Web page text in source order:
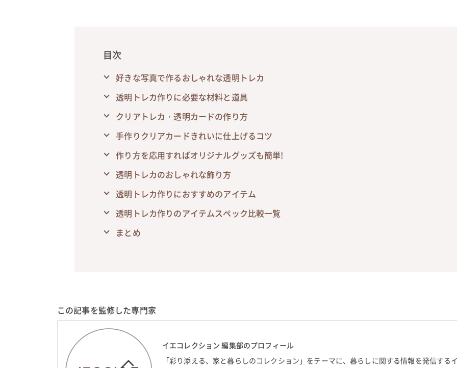
目次
好きな写真で作るおしゃれな透明トレカ
透明トレカ作りに必要な材料と道具
クリアトレカ・透明カードの作り方
手作りクリアカードきれいに仕上げるコツ
作り方を応用すればオリジナルグッズも簡単!
透明トレカのおしゃれな飾り方
透明トレカ作りにおすすめのアイテム
透明トレカ作りのアイテムスペック比較一覧
まとめ
この記事を監修した専門家
イエコレクション 編集部のプロフィール
「彩り添える、家と暮らしのコレクション」をテーマに、暮らしに関する情報を発信する